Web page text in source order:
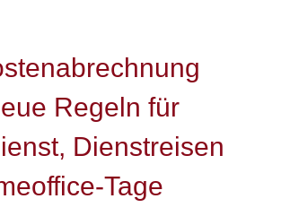
Regeln für
Dienstreisen
Tage